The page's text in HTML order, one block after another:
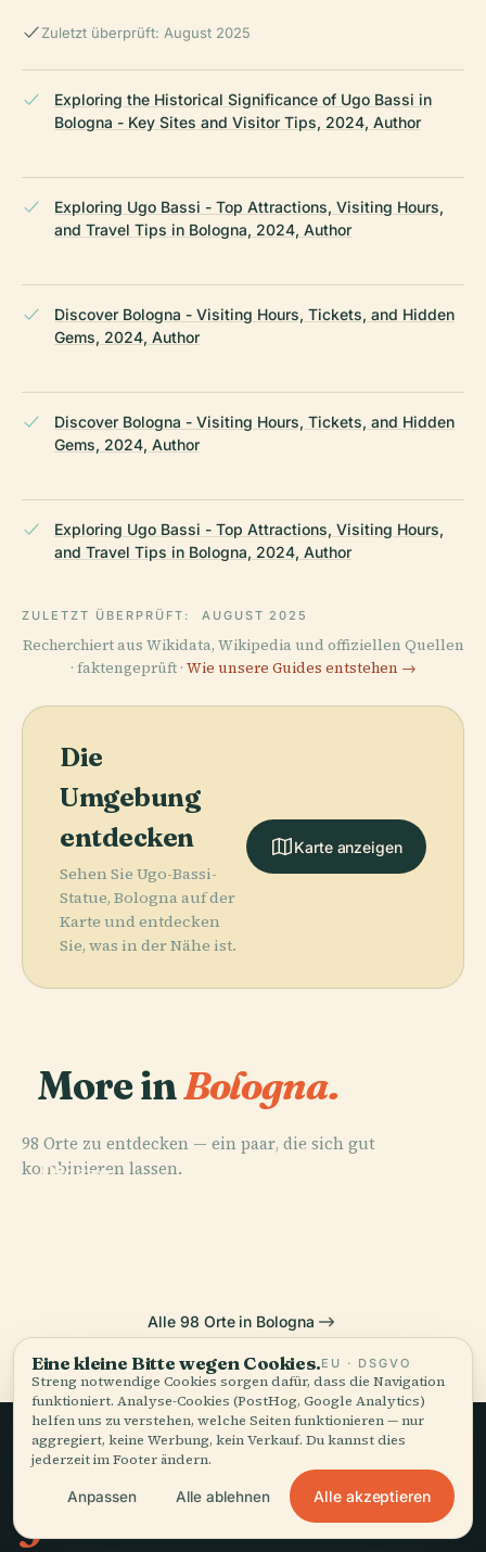
Zuletzt überprüft: August 2025
Exploring the Historical Significance of Ugo Bassi in
Bologna - Key Sites and Visitor Tips, 2024, Author
Exploring Ugo Bassi - Top Attractions, Visiting Hours,
and Travel Tips in Bologna, 2024, Author
Discover Bologna - Visiting Hours, Tickets, and Hidden
Gems, 2024, Author
Discover Bologna - Visiting Hours, Tickets, and Hidden
Gems, 2024, Author
Exploring Ugo Bassi - Top Attractions, Visiting Hours,
and Travel Tips in Bologna, 2024, Author
ZULETZT ÜBERPRÜFT: AUGUST 2025
Recherchiert aus Wikidata, Wikipedia und offiziellen Quellen
· faktengeprüft · Wie unsere Guides entstehen →
Die
Umgebung
entdecken
Sehen Sie Ugo-Bassi-
Statue, Bologna auf der
Karte und entdecken
Sie, was in der Nähe ist.
Karte anzeigen
More inBologna.
98 Orte zu entdecken — ein paar, die sich gut
kombinieren lassen.
PLACE
Piazza
PLACE
PLACE
Alle 98 Orte in Bologna
Langsames Reisen,
gut erzählt.
Eine kleine Bitte wegen Cookies.EU · DSGVO
Streng notwendige Cookies sorgen dafür, dass die Navigation
funktioniert. Analyse-Cookies (PostHog, Google Analytics)
helfen uns zu verstehen, welche Seiten funktionieren — nur
aggregiert, keine Werbung, kein Verkauf. Du kannst dies
jederzeit im Footer ändern.
Anpassen Alle ablehnen Alle akzeptieren